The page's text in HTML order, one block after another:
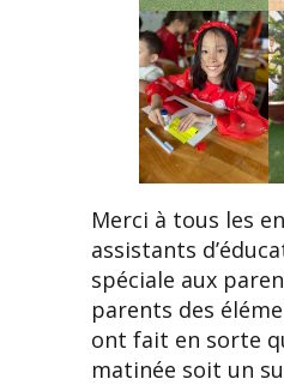
Merci à tous les
assistants
spéciale aux
parents des
ont fait en sorte
matinée soit un